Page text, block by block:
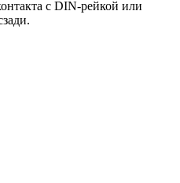
с DIN-рейкой или